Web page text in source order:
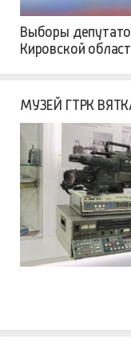
Выборы
Кировской
МУЗЕЙ ГТРК